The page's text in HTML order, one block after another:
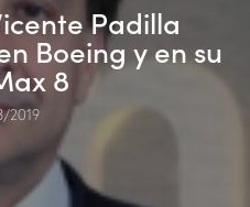
Padilla
Boeing y en su
8
2019